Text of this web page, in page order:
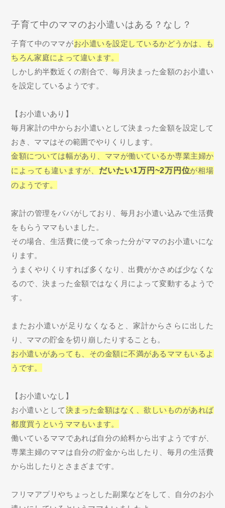
子育て中のママのお小遣いはある？なし？
子育て中のママがお小遣いを設定しているかどうかは、も
ちろん家庭によって違います。
しかし約半数近くの割合で、毎月決まった金額のお小遣い
を設定しているようです。
【お小遣いあり】
毎月家計の中からお小遣いとして決まった金額を設定して
おき、ママはその範囲でやりくりします。
金額については幅があり、ママが働いているか専業主婦か
によっても違いますが、 だいたい1万円~2万円位が相場
のようです。
家計の管理をパパがしており、毎月お小遣い込みで生活費
をもらうママもいました。
その場合、生活費に使って余った分がママのお小遣いにな
ります。
うまくやりくりすれば多くなり、出費がかさめば少なくな
るので、決まった金額ではなく月によって変動するようで
す。
またお小遣いが足りなくなると、家計からさらに出した
り、ママの貯金を切り崩したりすることも。
お小遣いがあっても、その金額に不満があるママもいるよ
うです。
【お小遣いなし】
お小遣いとして決まった金額はなく、欲しいものがあれば
都度買うというママもいます。
働いているママであれば自分の給料から出すようですが、
専業主婦のママは自分の貯金から出したり、毎月の生活費
から出したりとさまざまです。
フリマアプリやちょっとした副業などをして、自分のお小